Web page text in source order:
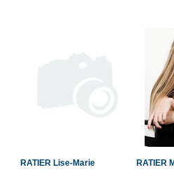
RATIER Lise-Marie RATIER